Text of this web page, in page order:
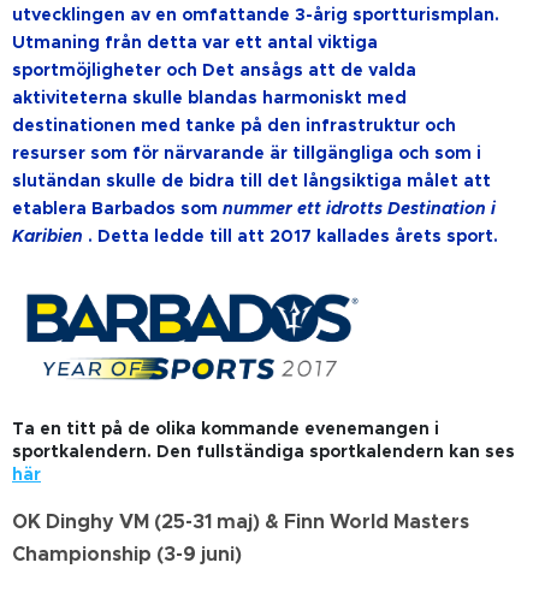
utvecklingen av en omfattande 3-årig sportturismplan.
Utmaning från detta var ett antal viktiga
sportmöjligheter och Det ansågs att de valda
aktiviteterna skulle blandas harmoniskt med
destinationen med tanke på den infrastruktur och
resurser som för närvarande är tillgängliga och som i
slutändan skulle de bidra till det långsiktiga målet att
etablera Barbados som nummer ett idrotts Destination i
Karibien . Detta ledde till att 2017 kallades årets sport.
Ta en titt på de olika kommande evenemangen i
sportkalendern. Den fullständiga sportkalendern kan ses
här
OK Dinghy VM (25-31 maj) & Finn World Masters
Championship (3-9 juni)